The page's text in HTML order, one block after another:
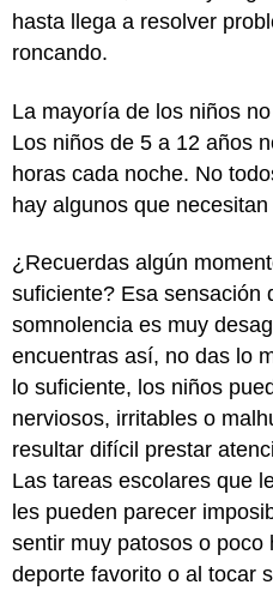
hasta llega a resolver
roncando.
La mayoría de los niños
Los niños de 5 a 12 años
horas cada noche. No
hay algunos que
¿Recuerdas algún
suficiente? Esa sensación
somnolencia es muy
encuentras así, no das lo
lo suficiente, los niños
nerviosos, irritables o
resultar difícil prestar
Las tareas escolares que
les pueden parecer
sentir muy patosos o poco
deporte favorito o al tocar